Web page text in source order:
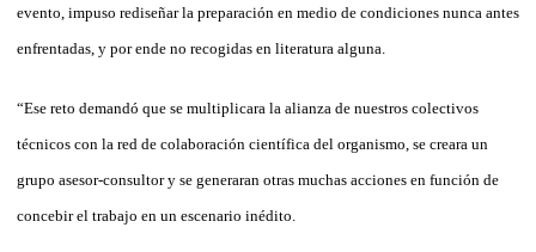
evento, impuso rediseñar la preparación en medio de condiciones nunca antes
enfrentadas, y por ende no recogidas en literatura alguna.
“Ese reto demandó que se multiplicara la alianza de nuestros colectivos
técnicos con la red de colaboración científica del organismo, se creara un
grupo asesor-consultor y se generaran otras muchas acciones en función de
concebir el trabajo en un escenario inédito.